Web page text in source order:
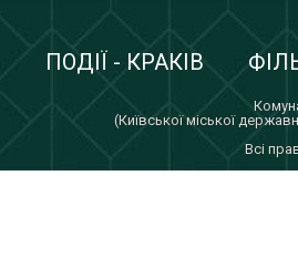
ПОДІЇ - КРАКІВ
(Київської міської
Всi